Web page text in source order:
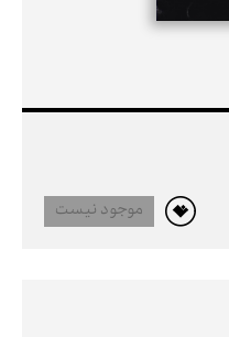
موجود نیست